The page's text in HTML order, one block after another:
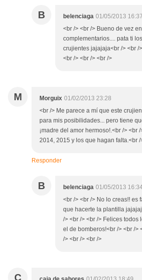
B belenciaga 01/05/2013 16:37
<br /> <br /> Bueno de vez
complementarios.... pata ti
crujientes jajajaja<br /> <br /
<br /> <br /> <br />
M Morguix 01/02/2013 23:28
<br /> Me parece a mí que este
para mis posibilidades... pero tiene
¡madre del amor hermoso!.<br /> <br
2014, 2015 y los que hagan falta.<br /
Responder
B belenciaga 01/05/2013
<br /> <br /> No lo creas!! es
que hacerte la plantilla
/> <br /> <br /> Felices
el de bomberos!<br /> <br />
/> <br /> <br />
C